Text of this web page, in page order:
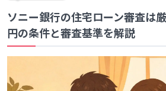
ソニー銀行の住宅ローン審査は
円の条件と審査基準を解説